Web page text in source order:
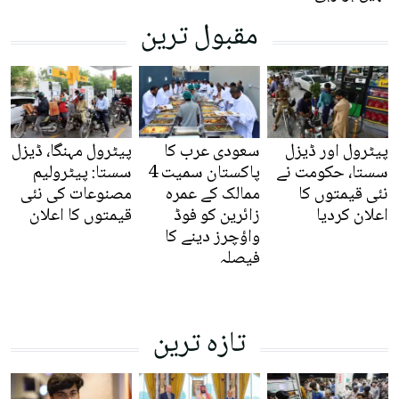
مقبول ترین
پیٹرول اور ڈیزل
سستا، حکومت نے
نئی قیمتوں کا
اعلان کردیا
سعودی عرب کا
پاکستان سمیت 4
ممالک کے عمرہ
زائرین کو فوڈ
واؤچرز دینے کا
فیصلہ
پیٹرول مہنگا، ڈیزل
سستا: پیٹرولیم
مصنوعات کی نئی
قیمتوں کا اعلان
تازہ ترین